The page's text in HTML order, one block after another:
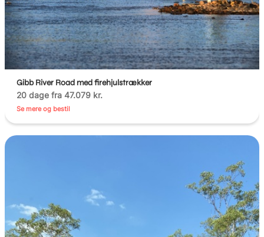
Gibb River Road med firehjulstrækker
20 dage fra 47.079 kr.
Se mere og bestil